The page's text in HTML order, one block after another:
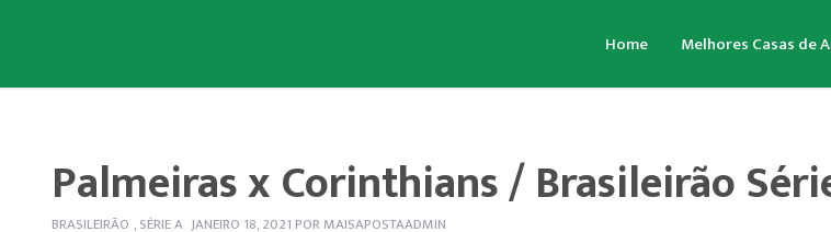
Home Melhores Casas de
Palmeiras x Corinthians / Brasileirão
BRASILEIRÃO ,SÉRIE A JANEIRO 18, 2021 POR MAISAPOSTAADMIN